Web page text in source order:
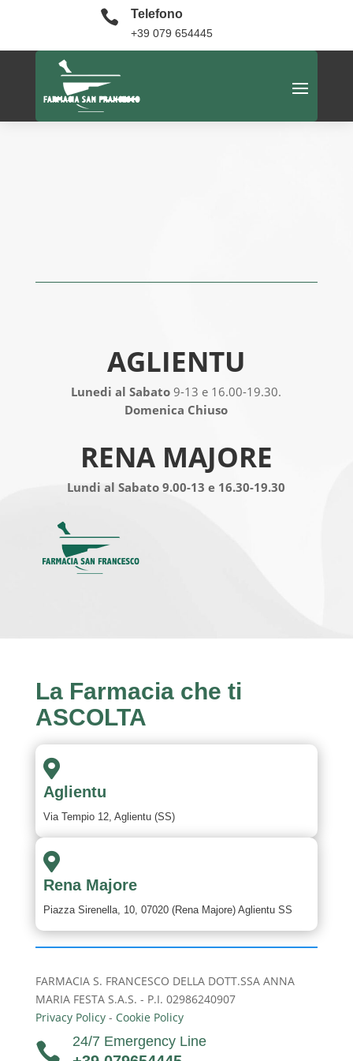
 Telefono
+39 079 654445
AGLIENTU
Lunedi al Sabato 9-13 e 16.00-19.30.
Domenica Chiuso
RENA MAJORE
Lundi al Sabato 9.00-13 e 16.30-19.30
La Farmaciache ti
ASCOLTA

Aglientu
Via Tempio 12, Aglientu (SS)

Rena Majore
Piazza Sirenella, 10, 07020 (Rena Majore) Aglientu SS
FARMACIA S. FRANCESCO DELLA DOTT.SSA ANNA
MARIA FESTA S.A.S. - P.I. 02986240907
Privacy Policy- Cookie Policy
 24/7 Emergency Line